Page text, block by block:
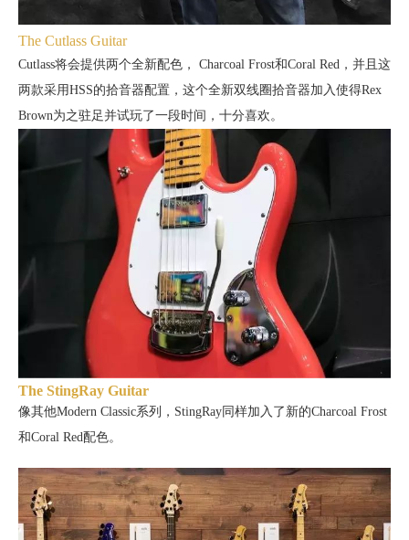
The Cutlass Guitar
Cutlass将会提供两个全新配色，
Charcoal Frost和Coral Red，并且这
两款采用HSS的拾音器配置，这个全新双线圈拾音器加入使得Rex
Brown为之驻足并试玩了一段时间，十分喜欢。
The StingRay Guitar
像其他Modern Classic系列，StingRay同样加入了新的Charcoal Frost
和Coral Red配色。